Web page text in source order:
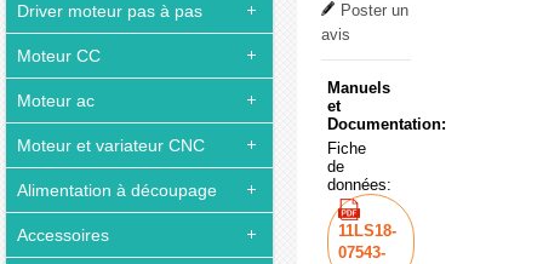
Driver moteur pas à pas
Moteur CC
Moteur ac
Moteur et variateur CNC
Alimentation à découpage
Accessoires
Poster un
avis
Manuels
et
Documentation:
Fiche
de
données:
11LS18-
07543-